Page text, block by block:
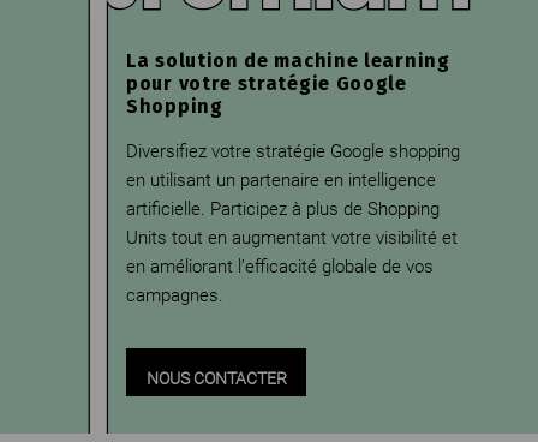
La solution de machine learning
pour votre stratégie Google
Shopping
Diversifiez votre stratégie Google shopping
en utilisant un partenaire en intelligence
artificielle. Participez à plus de Shopping
Units tout en augmentant votre visibilité et
en améliorant l’efficacité globale de vos
campagnes.
NOUS CONTACTER